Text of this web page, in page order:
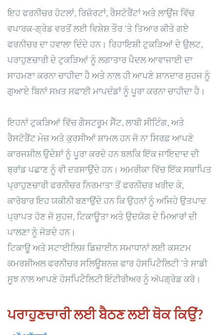
ਇਹ ਫਰਨੀਚਰ ਹੋਟਲਾਂ, ਰਿਜ਼ੋਰਟਾਂ, ਰੈਸਟੋਰੈਂਟਾਂ ਅਤੇ ਲਾਉਂਜ ਵਿੱਚ
ਵਪਾਰਕ-ਗ੍ਰੇਡ ਵਰਤੋਂ ਲਈ ਵਿਸ਼ੇਸ਼ ਤੌਰ 'ਤੇ ਤਿਆਰ ਕੀਤੇ ਗਏ
ਫਰਨੀਚਰ ਦਾ ਹਵਾਲਾ ਦਿੰਦੇ ਹਨ। ਰਿਹਾਇਸ਼ੀ ਟੁਕੜਿਆਂ ਦੇ ਉਲਟ,
ਪਰਾਹੁਣਚਾਰੀ ਦੇ ਟੁਕੜਿਆਂ ਨੂੰ ਲਗਾਤਾਰ ਪੈਦਲ ਆਵਾਜਾਈ ਦਾ
ਸਾਹਮਣਾ ਕਰਨਾ ਚਾਹੀਦਾ ਹੈ ਅਤੇ ਨਾਲ ਹੀ ਆਪਣੇ ਸ਼ਾਨਦਾਰ ਸੁਹਜ ਨੂੰ
ਗੁਆਏ ਬਿਨਾਂ ਸਖ਼ਤ ਸਫਾਈ ਮਾਪਦੰਡਾਂ ਨੂੰ ਪੂਰਾ ਕਰਨਾ ਚਾਹੀਦਾ ਹੈ।
ਇਹਨਾਂ ਟੁਕੜਿਆਂ ਵਿੱਚ ਗੈਸਟਰੂਮ ਸੈੱਟ, ਲਾਬੀ ਸੀਟਿੰਗ, ਅਤੇ
ਰੈਸਟੋਰੈਂਟ ਮੇਜ਼ ਅਤੇ ਕੁਰਸੀਆਂ ਸ਼ਾਮਲ ਹਨ ਜੋ ਨਾ ਸਿਰਫ਼ ਆਪਣੇ
ਕਾਰਜਸ਼ੀਲ ਉਦੇਸ਼ਾਂ ਨੂੰ ਪੂਰਾ ਕਰਦੇ ਹਨ ਬਲਕਿ ਇੱਕ ਜਾਇਦਾਦ ਦੀ
ਬ੍ਰਾਂਡ ਪਛਾਣ ਨੂੰ ਵੀ ਦਰਸਾਉਂਦੇ ਹਨ। ਅਮਰੀਕਾ ਵਿੱਚ ਇੱਕ ਸਥਾਪਿਤ
ਪ੍ਰਾਹੁਣਚਾਰੀ ਫਰਨੀਚਰ ਨਿਰਮਾਤਾ ਤੋਂ ਫਰਨੀਚਰ ਖਰੀਦ ਕੇ,
ਕਾਰੋਬਾਰ ਇਹ ਯਕੀਨੀ ਬਣਾਉਂਦੇ ਹਨ ਕਿ ਉਹਨਾਂ ਨੂੰ ਅਜਿਹੇ ਉਤਪਾਦ
ਪ੍ਰਾਪਤ ਹੋਣ ਜੋ ਸੁਹਜ, ਟਿਕਾਊਤਾ ਅਤੇ ਉਦਯੋਗ ਦੇ ਮਿਆਰਾਂ ਦੀ
ਪਾਲਣਾ ਨੂੰ ਜੋੜਦੇ ਹਨ।
ਟਿਕਾਊ ਅਤੇ ਸਟਾਈਲਿਸ਼ ਡਿਜ਼ਾਈਨ ਸਮਾਧਾਨਾਂ ਲਈ ਕਸਟਮ
ਕਮਰਸ਼ੀਅਲ ਫਰਨੀਚਰ ਸਲਿਊਸ਼ਨਜ਼ ਫਾਰ ਹੋਸਪਿਟੈਲਿਟੀ 'ਤੇ ਸਾਡੀ
ਸੂਝ ਨਾਲ ਆਪਣੇ ਹੋਸਪਿਟੈਲਿਟੀ ਇੰਟੀਰੀਅਰ ਨੂੰ ਅੱਪਗ੍ਰੇਡ ਕਰੋ।
ਪਰਾਹੁਣਚਾਰੀ ਲਈ ਬੈਠਣ ਲਈ ਥੋਕ ਕਿਉਂ?